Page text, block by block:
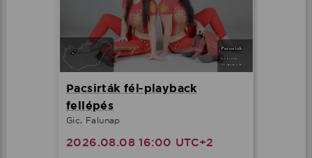
Pacsirták fél-playback
fellépés
Gic, Falunap
2026.08.08 16:00 UTC+2